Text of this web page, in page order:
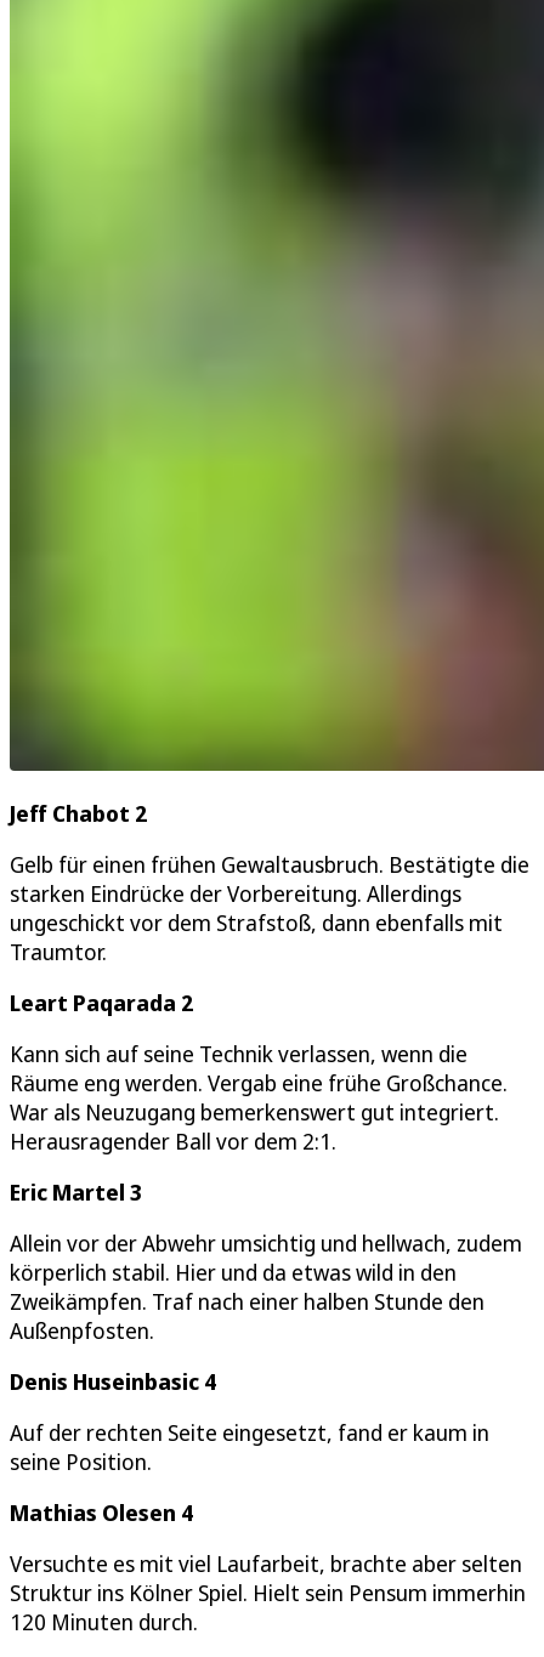
Jeff Chabot 2
Gelb für einen frühen Gewaltausbruch. Bestätigte die
starken Eindrücke der Vorbereitung. Allerdings
ungeschickt vor dem Strafstoß, dann ebenfalls mit
Traumtor.
Leart Paqarada 2
Kann sich auf seine Technik verlassen, wenn die
Räume eng werden. Vergab eine frühe Großchance.
War als Neuzugang bemerkenswert gut integriert.
Herausragender Ball vor dem 2:1.
Eric Martel 3
Allein vor der Abwehr umsichtig und hellwach, zudem
körperlich stabil. Hier und da etwas wild in den
Zweikämpfen. Traf nach einer halben Stunde den
Außenpfosten.
Denis Huseinbasic 4
Auf der rechten Seite eingesetzt, fand er kaum in
seine Position.
Mathias Olesen 4
Versuchte es mit viel Laufarbeit, brachte aber selten
Struktur ins Kölner Spiel. Hielt sein Pensum immerhin
120 Minuten durch.